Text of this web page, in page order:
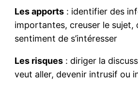
Les apports : identifier des
importantes, creuser le sujet,
sentiment de s’intéresser
Les risques : diriger la
veut aller, devenir intrusif ou